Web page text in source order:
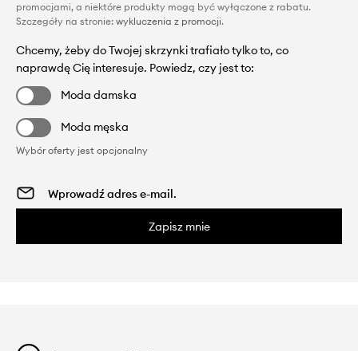
promocjami, a niektóre produkty mogą być wyłączone z rabatu.
Szczegóły na stronie: wykluczenia z promocji.
Chcemy, żeby do Twojej skrzynki trafiało tylko to, co
naprawdę Cię interesuje. Powiedz, czy jest to:
Moda damska
Moda męska
Wybór oferty jest opcjonalny
Zapisz mnie